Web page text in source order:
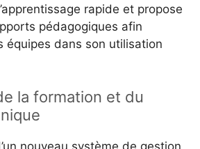
rapide et propose
pédagogiques afin
équipes dans son utilisation
la formation et du
nouveau système de gestion